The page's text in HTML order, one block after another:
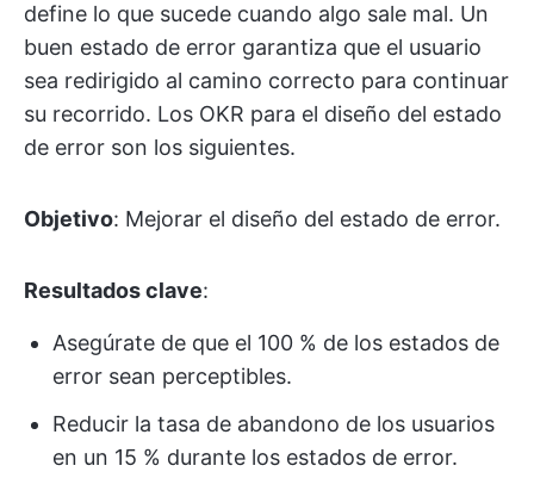
define lo que sucede cuando algo sale mal. Un
buen estado de error garantiza que el usuario
sea redirigido al camino correcto para continuar
su recorrido. Los OKR para el diseño del estado
de error son los siguientes.
Objetivo: Mejorar el diseño del estado de error.
Resultados clave:
Asegúrate de que el 100 % de los estados de
error sean perceptibles.
Reducir la tasa de abandono de los usuarios
en un 15 % durante los estados de error.